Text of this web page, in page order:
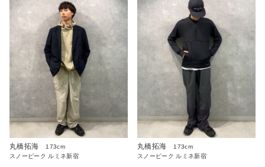
丸橋拓海
173cm
スノーピーク ルミネ新宿
丸橋拓海
173cm
スノーピーク ルミネ新宿